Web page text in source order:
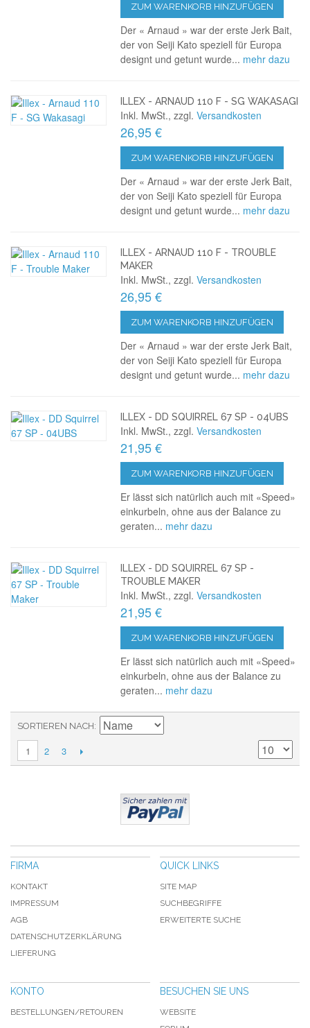
ZUM WARENKORB HINZUFÜGEN
Der « Arnaud » war der erste Jerk Bait,
der von Seiji Kato speziell für Europa
designt und getunt wurde... mehr dazu
ILLEX - ARNAUD 110 F - SG WAKASAGI
Inkl. MwSt., zzgl.Versandkosten
26,95 €
ZUM WARENKORB HINZUFÜGEN
Der « Arnaud » war der erste Jerk Bait,
der von Seiji Kato speziell für Europa
designt und getunt wurde... mehr dazu
ILLEX - ARNAUD 110 F - TROUBLE
MAKER
Inkl. MwSt., zzgl.Versandkosten
26,95 €
ZUM WARENKORB HINZUFÜGEN
Der « Arnaud » war der erste Jerk Bait,
der von Seiji Kato speziell für Europa
designt und getunt wurde... mehr dazu
ILLEX - DD SQUIRREL 67 SP - 04UBS
Inkl. MwSt., zzgl.Versandkosten
21,95 €
ZUM WARENKORB HINZUFÜGEN
Er lässt sich natürlich auch mit «Speed»
einkurbeln, ohne aus der Balance zu
geraten... mehr dazu
ILLEX - DD SQUIRREL 67 SP -
TROUBLE MAKER
Inkl. MwSt., zzgl.Versandkosten
21,95 €
ZUM WARENKORB HINZUFÜGEN
Er lässt sich natürlich auch mit «Speed»
einkurbeln, ohne aus der Balance zu
geraten... mehr dazu
SORTIEREN NACH
1 2 3
FIRMA
KONTAKT
IMPRESSUM
AGB
DATENSCHUTZERKLÄRUNG
LIEFERUNG
QUICK LINKS
SITE MAP
SUCHBEGRIFFE
ERWEITERTE SUCHE
KONTO
BESTELLUNGEN/RETOUREN
BESUCHEN SIE UNS
WEBSITE